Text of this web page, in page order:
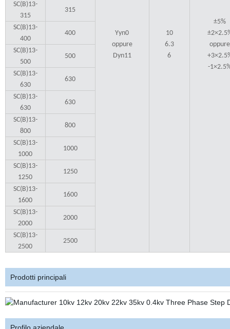
Yyn0
oppure
Dyn11
10
6.3
6
±5%
oppure
-
SC(B)13-
315
315
SC(B)13-
400
400
SC(B)13-
500
500
SC(B)13-
630
630
SC(B)13-
630
630
SC(B)13-
800
800
SC(B)13-
1000
1000
SC(B)13-
1250
1250
SC(B)13-
1600
1600
SC(B)13-
2000
2000
SC(B)13-
2500
2500
Prodotti principali